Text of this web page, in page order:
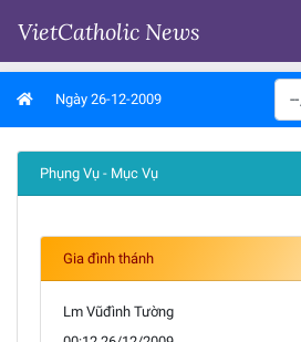
VietCatholic News
Ngày 26-12-2009
Phụng Vụ - Mục Vụ
Gia đình thánh
Lm Vũđình Tường